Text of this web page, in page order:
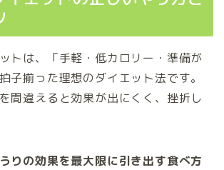
トは、「手軽・低カロリー・準備が
子揃った理想のダイエット法です。
間違えると効果が出にくく、挫折し
りの効果を最大限に引き出す食べ方